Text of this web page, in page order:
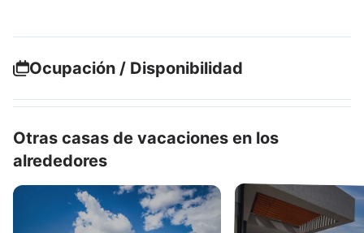
Ocupación / Disponibilidad
Otras casas de vacaciones en los
alrededores